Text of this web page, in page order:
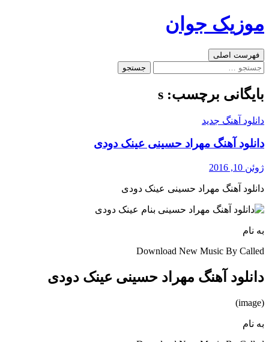
به
موزیک جوان
جست‌وجو
فهرست اصلی
جستجو
بایگانی برچسب: s
دانلود آهنگ جدید
دانلود آهنگ مهراد حسینی عینک دودی
ژوئن 10, 2016
دانلود آهنگ مهراد حسینی عینک دودی
به نام
Download New Music By Called
دانلود آهنگ مهراد حسینی عینک دودی
(image)
به نام